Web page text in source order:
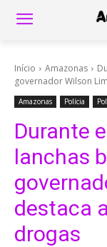
Início Amazonas
governador Wilson
Amazonas Polícia
Durante
lanchas
destaca
drogas